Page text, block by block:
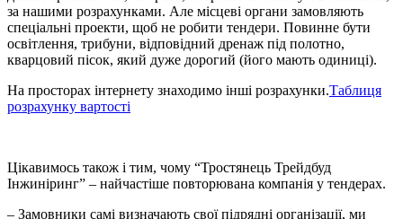
за нашими розрахунками. Але місцеві органи замовляють
спеціальні проекти, щоб не робити тендери. Повинне бути
освітлення, трибуни, відповідний дренаж під полотно,
кварцовий пісок, який дуже дорогий (його мають одиниці).
На просторах інтернету знаходимо інші розрахунки.Таблиця
розрахунку вартості
Цікавимось також і тим, чому “Тростянець Трейдбуд
Інжиніринг” – найчастіше повторювана компанія у тендерах.
– Замовники самі визначають свої підрядні організації, ми